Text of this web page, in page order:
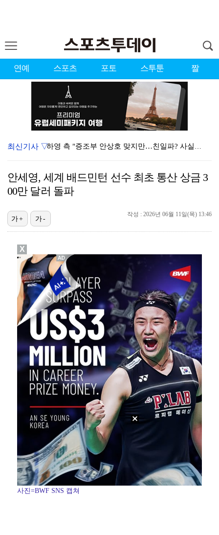
연예 스포츠 포토 스투툰 짤
하영 측 "증조부 안상호 맞지만…친일파? 사실무근" […
"아예 다른 관계잖아"…황정민 폭로자, 팬 주장에 반박…
"블랙핑크 데뷔 10주년 행사로 국중박 입장 통제"…문…
김지원, 어린이병원에 1억원 쾌척 "'닥터X' 촬영 중…
기록적인 폭염에 멈췄던 KBO, 11일부터 순위 경쟁 …
경찰, 대한축구협회 '심판 성접대 논란' 수사 여부 검…
최신기사 ▽
안세영, 세계 배드민턴 선수 최초 통산 상금 3
00만 달러 돌파
작성 : 2026년 06월 11일(목) 13:46
가+ 가-
사진=BWF SNS 캡쳐
X